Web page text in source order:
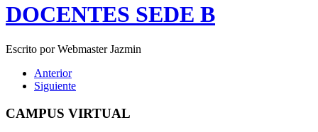
DOCENTES SEDE B
Escrito por Webmaster Jazmin
Anterior
Siguiente
CAMPUS VIRTUAL